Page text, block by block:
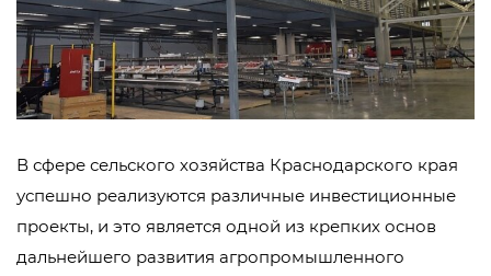
В сфере сельского хозяйства Краснодарского края
успешно реализуются различные инвестиционные
проекты, и это является одной из крепких основ
дальнейшего развития агропромышленного